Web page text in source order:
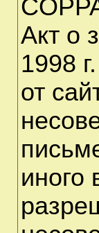
Акт о
1998
от
иного